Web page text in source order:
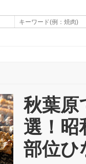
秋葉原
選！昭
部位ひ